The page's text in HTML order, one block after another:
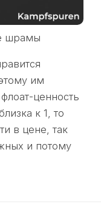
шрамы
им
ценность
к 1, то
в цене, так
и потому